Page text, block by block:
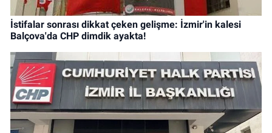
İstifalar sonrası dikkat çeken gelişme: İzmir'in kalesi
Balçova'da CHP dimdik ayakta!